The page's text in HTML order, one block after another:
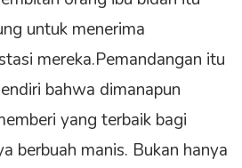
untuk menerima
mereka.Pemandangan itu
bahwa dimanapun
yang terbaik bagi
berbuah manis. Bukan hanya